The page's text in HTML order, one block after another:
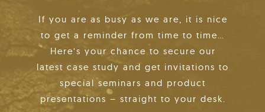
If you are as busy as we are, it is nice
to get a reminder from time to time…
Here’s your chance to secure our
latest case study and get invitations to
special seminars and product
presentations – straight to your desk.